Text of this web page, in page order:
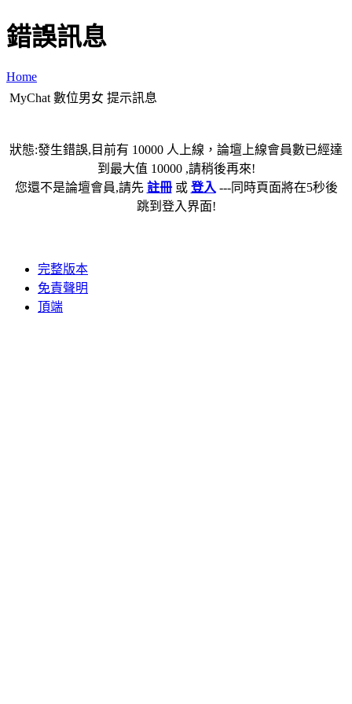
錯誤訊息
Home
MyChat 數位男女 提示訊息
狀態:發生錯誤,目前有 10000 人上線，論壇上線會員數已經達
到最大值 10000 ,請稍後再來!
您還不是論壇會員,請先 註冊或 登入 ---同時頁面將在5秒後
跳到登入界面!
完整版本
免責聲明
頂端